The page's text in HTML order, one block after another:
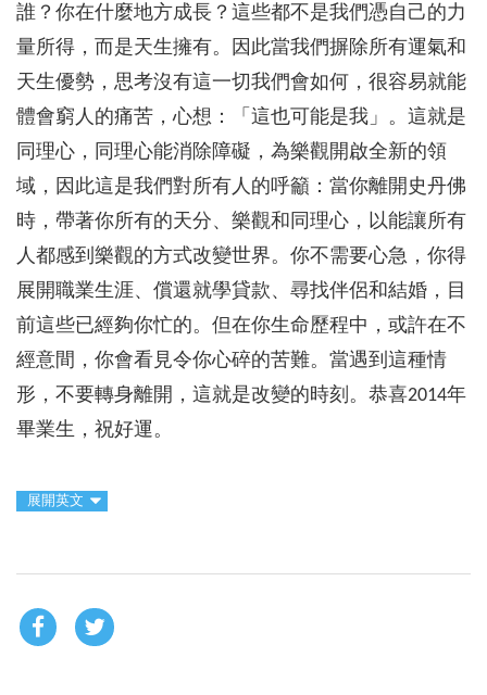
誰？你在什麼地方成長？這些都不是我們憑自己的力
量所得，而是天生擁有。因此當我們摒除所有運氣和
天生優勢，思考沒有這一切我們會如何，很容易就能
體會窮人的痛苦，心想：「這也可能是我」。這就是
同理心，同理心能消除障礙，為樂觀開啟全新的領
域，因此這是我們對所有人的呼籲：當你離開史丹佛
時，帶著你所有的天分、樂觀和同理心，以能讓所有
人都感到樂觀的方式改變世界。你不需要心急，你得
展開職業生涯、償還就學貸款、尋找伴侶和結婚，目
前這些已經夠你忙的。但在你生命歷程中，或許在不
經意間，你會看見令你心碎的苦難。當遇到這種情
形，不要轉身離開，這就是改變的時刻。恭喜2014年
畢業生，祝好運。
展開英文